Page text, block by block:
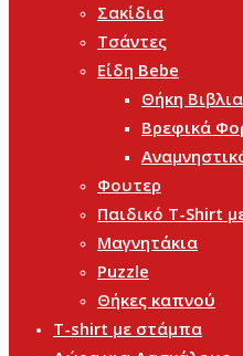
Σακίδια
Τσάντες
Είδη Bebe
Θήκη
Βρεφικά
Φουτερ
Παιδικό T-Shirt
Μαγνητάκια
Puzzle
Θήκες καπνού
T-shirt με στάμπα